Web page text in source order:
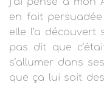
en fait persuadée
elle l’a découvert
pas dit que
s’allumer dans
que ça lui soit